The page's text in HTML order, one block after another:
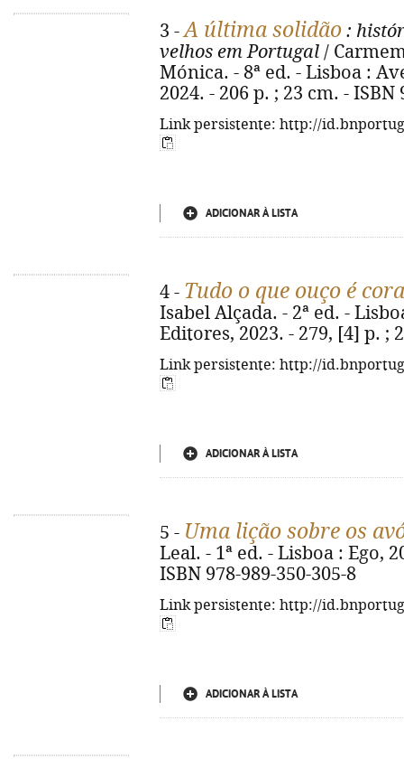
3 -A última solidão :
velhos em Portugal /
Mónica. - 8ª ed. - Lisboa :
2024. - 206 p. ; 23 cm. - ISBN
Link persistente: http://
ADICIONAR À LISTA
4 - Tudo o que ouço é
Isabel Alçada. - 2ª ed. -
Editores, 2023. - 279, [4] p. ;
Link persistente: http://
ADICIONAR À LISTA
5 - Uma lição sobre os
Leal. - 1ª ed. - Lisboa : Ego,
ISBN 978-989-350-305-8
Link persistente: http://
ADICIONAR À LISTA